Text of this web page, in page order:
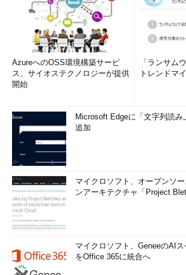
AzureへのOSS環境構築サービ
ス、サイオステクノロジーが提供
開始
「ランサム
トレンドマ
Microsoft Edgeに「文字列読み
追加
マイクロソフト、オープンソ
ンアーキテクチャ「Project
マイクロソフト、GeneeのAI
をOffice 365に統合へ